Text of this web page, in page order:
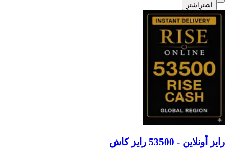
اشترِ اشترِ
رايز أونلاين - 53500 رايز كاش